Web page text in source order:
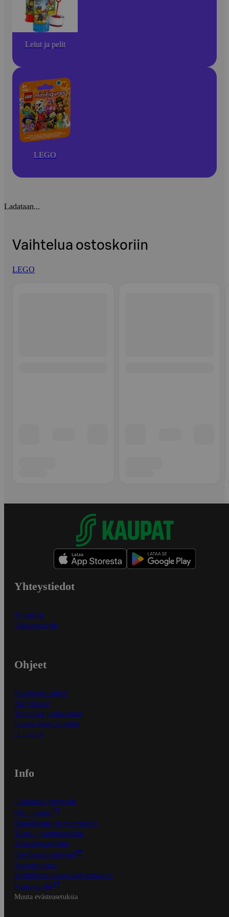
Lelut ja pelit
LEGO
Ladataan...
Vaihtelua ostoskoriin
LEGO
Yhteystiedot
Myymälät
Asiakaspalvelu
Ohjeet
Ensitilaajan ohjeet
Näin maksat
Näin tilaat ja muokkaat
Kaikki ohjeet ja vinkit
In English
Info
S-Business yrityksille
Oiva-raportit
Osuuskauppojen yhteystiedot
Tilaus- ja toimitusehdot
Tietosuojakäytäntö
Palvelun käyttöehdot
Saavutettavuus
Mobiilisovelluksen saavutettavuus
Mainostajalle
Muuta evästeasetuksia